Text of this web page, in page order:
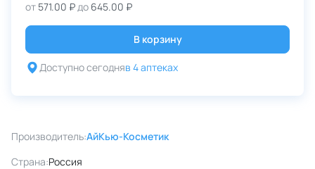
от 571.00 ₽до 645.00 ₽
В корзину
Доступно сегодняв 4 аптеках
Производитель:АйКью-Косметик
Страна:Россия